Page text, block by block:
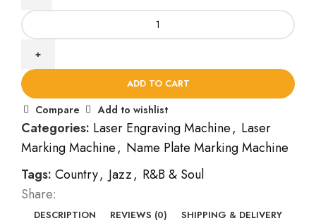
ADD TO CART
Compare Add to wishlist
Categories: Laser Engraving Machine, Laser
Marking Machine, Name Plate Marking Machine
Tags: Country, Jazz, R&B & Soul
Share:
DESCRIPTION REVIEWS (0) SHIPPING & DELIVERY